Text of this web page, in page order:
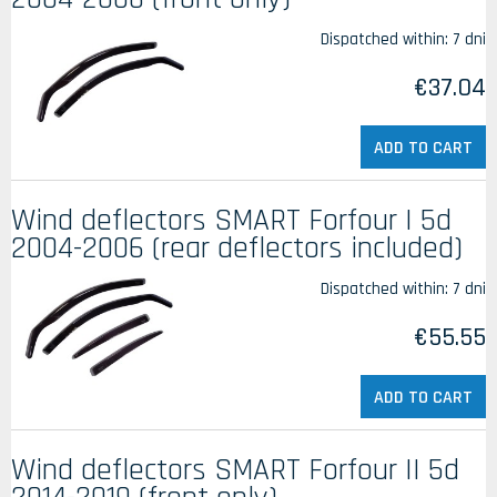
Dispatched within: 7 dni
€37.04
ADD TO CART
Wind deflectors SMART Forfour I 5d
2004-2006 (rear deflectors included)
Dispatched within: 7 dni
€55.55
ADD TO CART
Wind deflectors SMART Forfour II 5d